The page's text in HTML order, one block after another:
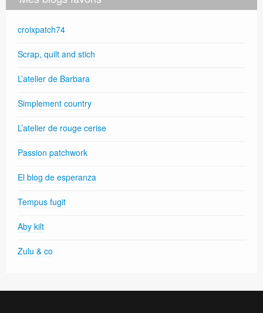
croixpatch74
Scrap, quilt and stich
L’atelier de Barbara
Simplement country
L’atelier de rouge cerise
Passion patchwork
El blog de esperanza
Tempus fugit
Aby kilt
Zulu & co